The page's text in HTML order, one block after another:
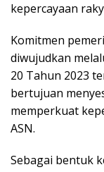
kepercayaan
Komitmen
diwujudkan
20 Tahun 2023
bertujuan
memperkuat
ASN.
Sebagai bentuk